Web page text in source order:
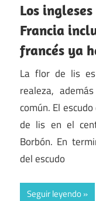
Los
Francia
francés ya
La flor de lis
realeza,
común. El
de lis en el
Borbón. En
del escudo
Seguir leyendo